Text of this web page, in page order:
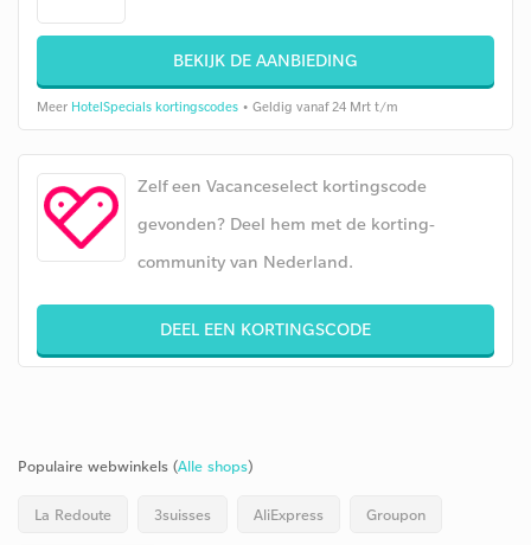
BEKIJK DE AANBIEDING
Meer HotelSpecials kortingscodes • Geldig vanaf 24 Mrt t/m
Zelf een Vacanceselect kortingscode
gevonden? Deel hem met de korting-
community van Nederland.
DEEL EEN KORTINGSCODE
Populaire webwinkels (Alle shops)
La Redoute 3suisses AliExpress Groupon